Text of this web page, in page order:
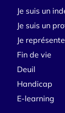
Je suis un
Je suis un
Je
Fin de vie
Deuil
Handicap
E-learning